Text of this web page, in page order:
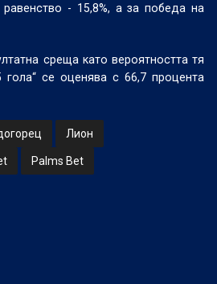
равенство - 15,8%, а за победа на
среща като вероятността тя
се оценява с 66,7 процента
Лион
Palms Bet